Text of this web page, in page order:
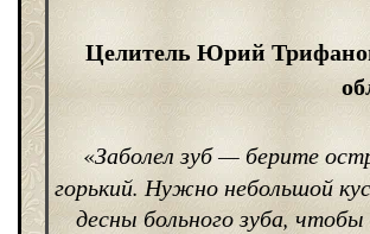
Целитель Юрий
«Заболел зуб — берите
горький. Нужно небольшой
десны больного зуба,